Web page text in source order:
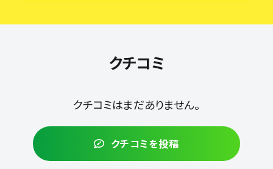
クチコミ
クチコミはまだありません。
クチコミを投稿